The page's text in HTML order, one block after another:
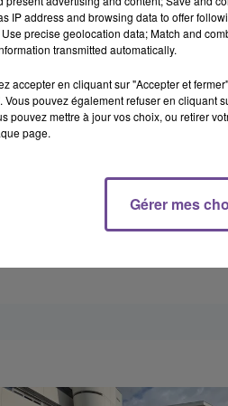
encore déterminées.
IP address and browsing data to offer
precise geolocation data; Match and
transmitted automatically.
accepter en cliquant sur "Accepter et
Vous pouvez également refuser en cliquant
pouvez mettre à jour vos choix, ou retirer
page.
Gérer mes